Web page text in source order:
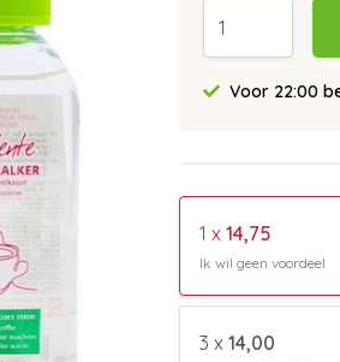
Voor 22:00
1 x 14,75
Ik wil geen voordeel
3 x 14,00